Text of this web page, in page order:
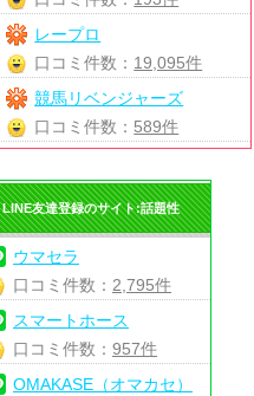
レープロ
口コミ件数： 19,095件
競馬リベンジャーズ
口コミ件数： 589件
LINE友達登録のサイト:話題性
ウマセラ
口コミ件数： 2,795件
スマートホース
口コミ件数： 957件
OMAKASE（オマカセ）